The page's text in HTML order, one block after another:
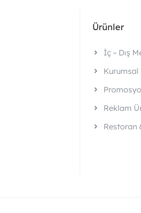
Ürünler
İç – Dış
Kurumsal
Reklam
Restoran